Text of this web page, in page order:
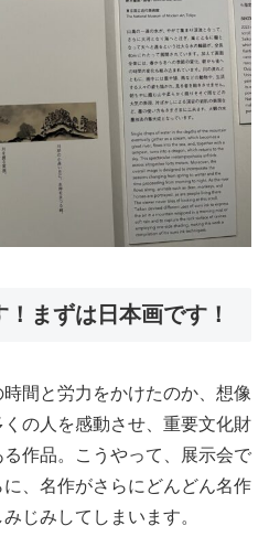
まずは日本画です！
間と労力をかけたのか、想像
の人を感動させ、重要文化財
作品。こうやって、展示会で
、名作がさらにどんどん名作
じみしてしまいます。